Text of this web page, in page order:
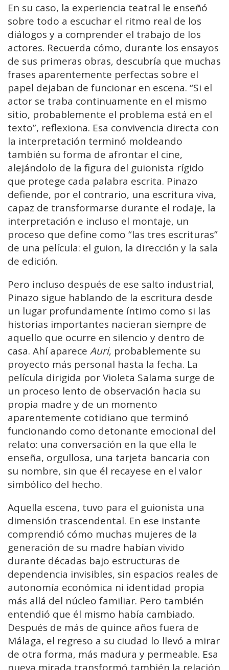
En su caso, la experiencia teatral le enseñó
sobre todo a escuchar el ritmo real de los
diálogos y a comprender el trabajo de los
actores. Recuerda cómo, durante los ensayos
de sus primeras obras, descubría que muchas
frases aparentemente perfectas sobre el
papel dejaban de funcionar en escena. “Si el
actor se traba continuamente en el mismo
sitio, probablemente el problema está en el
texto”, reflexiona. Esa convivencia directa con
la interpretación terminó moldeando
también su forma de afrontar el cine,
alejándolo de la figura del guionista rígido
que protege cada palabra escrita. Pinazo
defiende, por el contrario, una escritura viva,
capaz de transformarse durante el rodaje, la
interpretación e incluso el montaje, un
proceso que define como “las tres escrituras”
de una película: el guion, la dirección y la sala
de edición.
Pero incluso después de ese salto industrial,
Pinazo sigue hablando de la escritura desde
un lugar profundamente íntimo como si las
historias importantes nacieran siempre de
aquello que ocurre en silencio y dentro de
casa. Ahí aparece Auri, probablemente su
proyecto más personal hasta la fecha. La
película dirigida por Violeta Salama surge de
un proceso lento de observación hacia su
propia madre y de un momento
aparentemente cotidiano que terminó
funcionando como detonante emocional del
relato: una conversación en la que ella le
enseña, orgullosa, una tarjeta bancaria con
su nombre, sin que él recayese en el valor
simbólico del hecho.
Aquella escena, tuvo para el guionista una
dimensión trascendental. En ese instante
comprendió cómo muchas mujeres de la
generación de su madre habían vivido
durante décadas bajo estructuras de
dependencia invisibles, sin espacios reales de
autonomía económica ni identidad propia
más allá del núcleo familiar. Pero también
entendió que él mismo había cambiado.
Después de más de quince años fuera de
Málaga, el regreso a su ciudad lo llevó a mirar
de otra forma, más madura y permeable. Esa
nueva mirada transformó también la relación